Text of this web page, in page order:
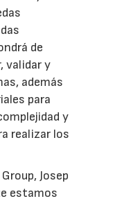
de
validar y
además
para
y
realizar los
Josep
estamos